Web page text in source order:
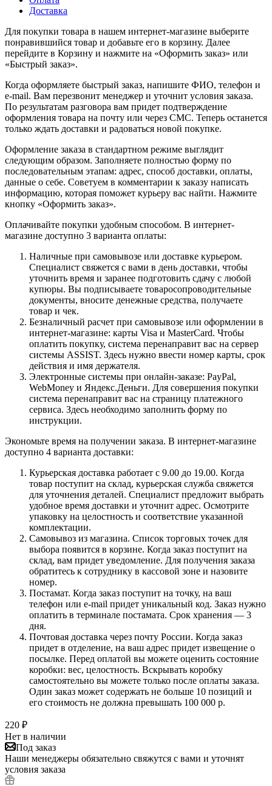
Доставка
Для покупки товара в нашем интернет-магазине выберите
понравившийся товар и добавьте его в корзину. Далее
перейдите в Корзину и нажмите на «Оформить заказ» или
«Быстрый заказ».
Когда оформляете быстрый заказ, напишите ФИО, телефон и
e-mail. Вам перезвонит менеджер и уточнит условия заказа.
По результатам разговора вам придет подтверждение
оформления товара на почту или через СМС. Теперь останется
только ждать доставки и радоваться новой покупке.
Оформление заказа в стандартном режиме выглядит
следующим образом. Заполняете полностью форму по
последовательным этапам: адрес, способ доставки, оплаты,
данные о себе. Советуем в комментарии к заказу написать
информацию, которая поможет курьеру вас найти. Нажмите
кнопку «Оформить заказ».
Оплачивайте покупки удобным способом. В интернет-
магазине доступно 3 варианта оплаты:
Наличные при самовывозе или доставке курьером.
Специалист свяжется с вами в день доставки, чтобы
уточнить время и заранее подготовить сдачу с любой
купюры. Вы подписываете товаросопроводительные
документы, вносите денежные средства, получаете
товар и чек.
Безналичный расчет при самовывозе или оформлении в
интернет-магазине: карты Visa и MasterCard. Чтобы
оплатить покупку, система перенаправит вас на сервер
системы ASSIST. Здесь нужно ввести номер карты, срок
действия и имя держателя.
Электронные системы при онлайн-заказе: PayPal,
WebMoney и Яндекс.Деньги. Для совершения покупки
система перенаправит вас на страницу платежного
сервиса. Здесь необходимо заполнить форму по
инструкции.
Экономьте время на получении заказа. В интернет-магазине
доступно 4 варианта доставки:
Курьерская доставка работает с 9.00 до 19.00. Когда
товар поступит на склад, курьерская служба свяжется
для уточнения деталей. Специалист предложит выбрать
удобное время доставки и уточнит адрес. Осмотрите
упаковку на целостность и соответствие указанной
комплектации.
Самовывоз из магазина. Список торговых точек для
выбора появится в корзине. Когда заказ поступит на
склад, вам придет уведомление. Для получения заказа
обратитесь к сотруднику в кассовой зоне и назовите
номер.
Постамат. Когда заказ поступит на точку, на ваш
телефон или e-mail придет уникальный код. Заказ нужно
оплатить в терминале постамата. Срок хранения — 3
дня.
Почтовая доставка через почту России. Когда заказ
придет в отделение, на ваш адрес придет извещение о
посылке. Перед оплатой вы можете оценить состояние
коробки: вес, целостность. Вскрывать коробку
самостоятельно вы можете только после оплаты заказа.
Один заказ может содержать не больше 10 позиций и
его стоимость не должна превышать 100 000 р.
220 ₽
Нет в наличии
Под заказ
Наши менеджеры обязательно свяжутся с вами и уточнят
условия заказа